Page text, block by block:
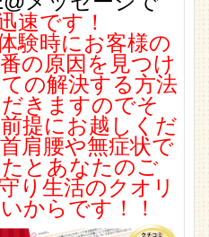
速です！
験時にお客様の
の原因を見つけ
の解決する方法
きますのでそ
提にお越しくだ
肩腰や無症状で
とあなたのご
り生活のクオリ
からです！！